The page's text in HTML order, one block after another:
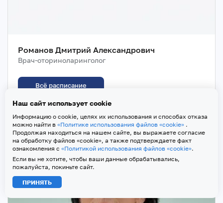
Романов Дмитрий Александрович
Врач-оториноларинголог
Всё расписание
Наш сайт использует cookie
Информацию о cookie, целях их использования и способах отказа
можно найти в «Политике использования файлов «cookie» .
Продолжая находиться на нашем сайте, вы выражаете согласие
на обработку файлов «cookie», а также подтверждаете факт
ознакомления с «Политикой использования файлов «cookie».
Если вы не хотите, чтобы ваши данные обрабатывались,
пожалуйста, покиньте сайт.
ПРИНЯТЬ